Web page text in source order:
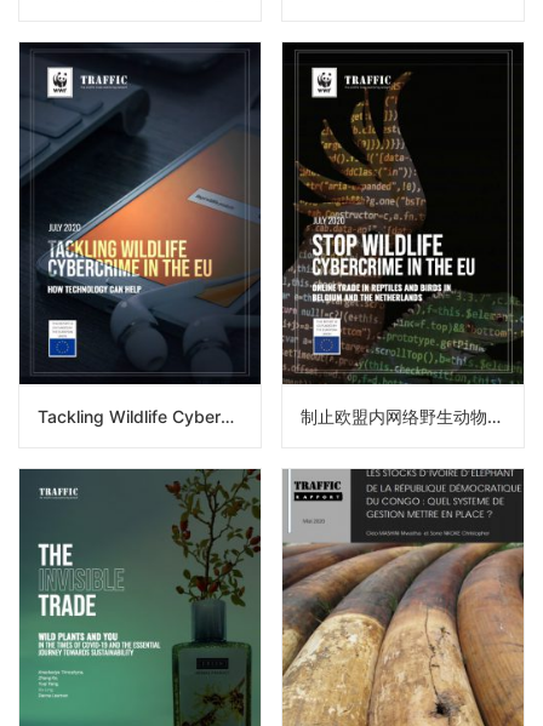
Tackling Wildlife Cybercrime In The EU 制止欧盟内网络野生动物犯罪：比利时和荷兰的爬行动物和鸟类网络交易（译）